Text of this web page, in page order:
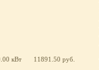
кВт 11891.50 руб.